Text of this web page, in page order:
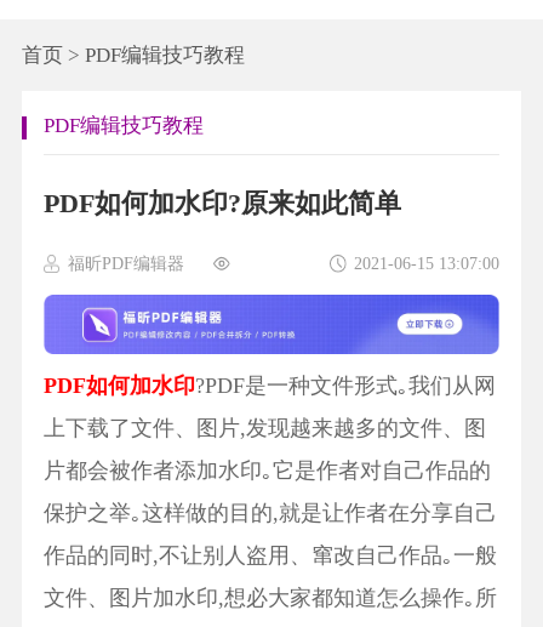
首页> PDF编辑技巧教程
PDF编辑技巧教程
PDF如何加水印?原来如此简单
福昕PDF编辑器 2021-06-15 13:07:00
PDF如何加水印?PDF是一种文件形式｡我们从网
上下载了文件、图片,发现越来越多的文件、图
片都会被作者添加水印｡它是作者对自己作品的
保护之举｡这样做的目的,就是让作者在分享自己
作品的同时,不让别人盗用、窜改自己作品｡一般
文件、图片加水印,想必大家都知道怎么操作｡所